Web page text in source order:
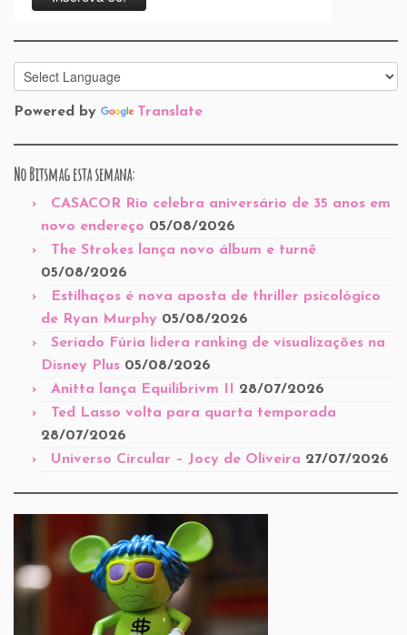
Powered by Translate
No Bitsmag esta semana:
CASACOR Rio celebra aniversário de 35 anos em
novo endereço 05/08/2026
The Strokes lança novo álbum e turnê
05/08/2026
Estilhaços é nova aposta de thriller psicológico
de Ryan Murphy 05/08/2026
Seriado Fúria lidera ranking de visualizações na
Disney Plus 05/08/2026
Anitta lança Equilibrivm II
28/07/2026
Ted Lasso volta para quarta temporada
28/07/2026
Universo Circular – Jocy de Oliveira 27/07/2026